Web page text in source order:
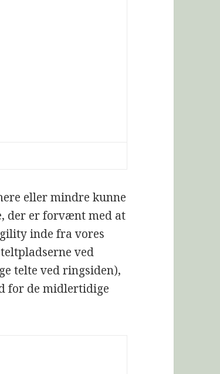
eller mindre kunne
der er forvænt med at
inde fra vores
ved
telte ved ringsiden),
for de midlertidige